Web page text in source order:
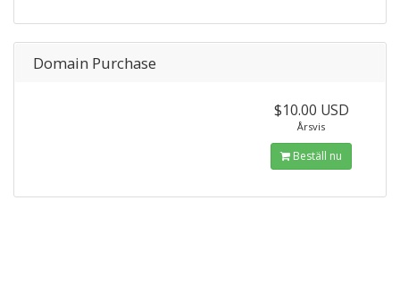
Domain Purchase
$10.00 USD
Årsvis
Beställ nu